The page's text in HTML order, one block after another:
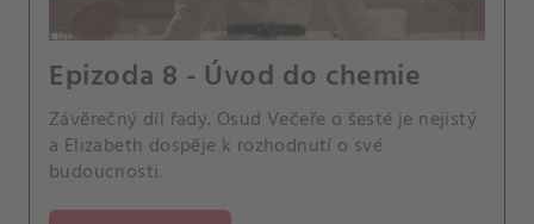
Epizoda 8 - Úvod do chemie
Závěrečný díl řady. Osud Večeře o šesté je nejistý
a Elizabeth dospěje k rozhodnutí o své
budoucnosti.